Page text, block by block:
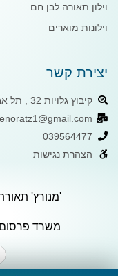
וילון תאורה לבן חם
וילונות מוארים
יצירת קשר
קיבוץ גלויות 32 , תל אביב
039564477
הצהרת נגישות
'מנורץ'
משרד פרסום